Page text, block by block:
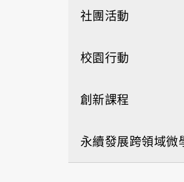
社團活動
校園行動
創新課程
永續發展跨領域微